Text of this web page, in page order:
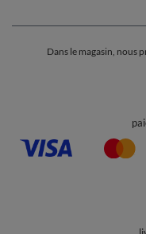
Dans le magasin, nous